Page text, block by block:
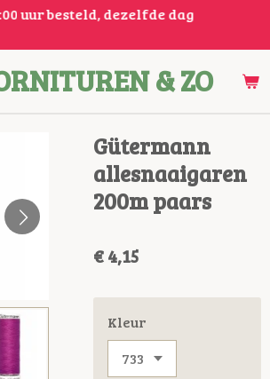
& ZO
uur besteld, dezelfde dag
Gütermann
allesnaaigaren
200m paars
€ 4,15
Kleur